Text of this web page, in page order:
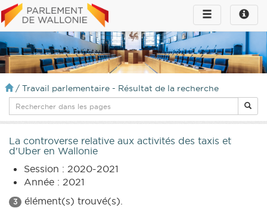
Toggle
infos
Toggle
navigation
/ Travail parlementaire - Résultat de la recherche
La controverse relative aux activités des taxis et
d'Uber en Wallonie
Session : 2020-2021
Année : 2021
3 élément(s) trouvé(s).